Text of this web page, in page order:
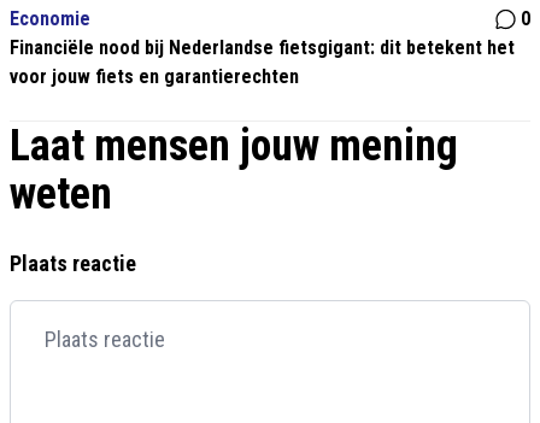
Economie
0
Financiële nood bij Nederlandse fietsgigant: dit betekent het
voor jouw fiets en garantierechten
Laat mensen jouw mening
weten
Plaats reactie